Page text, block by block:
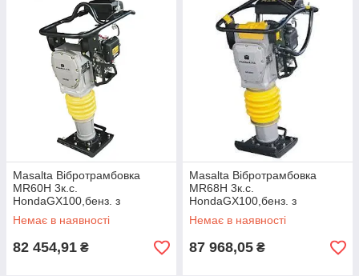
Masalta Вібротрамбовка
MR60H 3к.с.
HondaGX100,бенз. з
покращеною с-мою
фільтрації,вага 60кг
Немає в наявності
82 454,91 ₴
Masalta Вібротрамбовка
MR68H 3к.с.
HondaGX100,бенз. з
покращеною с-мою
фільтрації,вага 68кг
Немає в наявності
87 968,05 ₴